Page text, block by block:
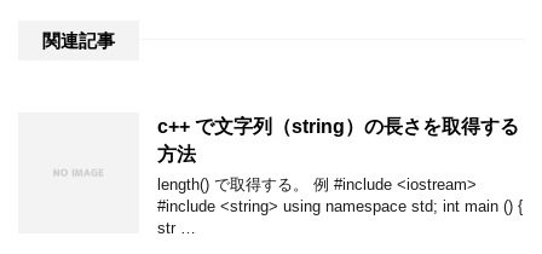
関連記事
c++ で文字列（string）の長さを取得する
方法
length() で取得する。 例 #include <iostream>
#include <string> using namespace std; int main () {
str …